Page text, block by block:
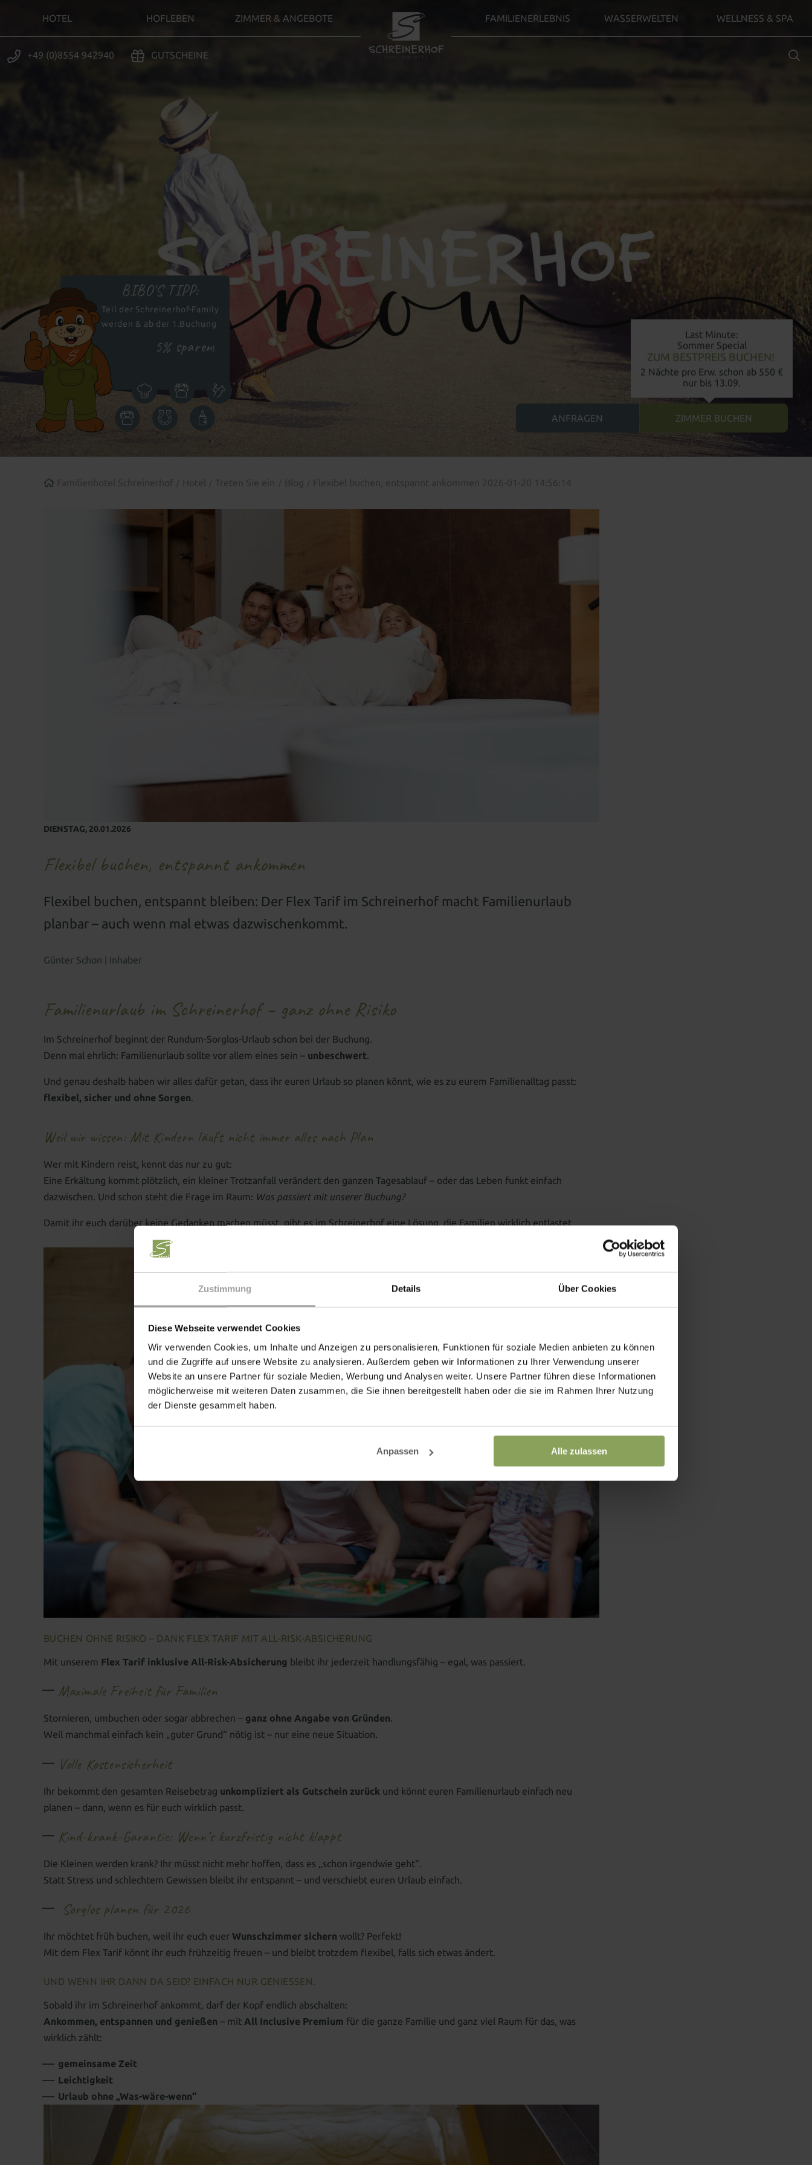
Zustimmung Details Über Cookies
Diese Webseite verwendet Cookies
Wir verwenden Cookies, um Inhalte und Anzeigen zu personalisieren, Funktionen für soziale Medien anbieten zu können
und die Zugriffe auf unsere Website zu analysieren. Außerdem geben wir Informationen zu Ihrer Verwendung unserer
Website an unsere Partner für soziale Medien, Werbung und Analysen weiter. Unsere Partner führen diese Informationen
möglicherweise mit weiteren Daten zusammen, die Sie ihnen bereitgestellt haben oder die sie im Rahmen Ihrer Nutzung
der Dienste gesammelt haben.
Anpassen Alle zulassen
HOTEL HOFLEBEN ZIMMER & ANGEBOTE FAMILIENERLEBNIS WASSERWELTEN WELLNESS & SPA
+49 (0)8554 942940 GUTSCHEINE
Last Minute:
Sommer Special
ZUM BESTPREIS BUCHEN!
2 Nächte pro Erw. schon ab 550 €
nur bis 13.09.
BIBO'S TIPP:
Teil der Schreinerhof-Family
werden & ab der 1.Buchung
5% sparen!
Kulinarik Kinder
Icon
Bauernhof
Icon
DIENSTAG, 20.01.2026
Flexibel buchen, entspannt ankommen
Flexibel buchen, entspannt bleiben: Der Flex Tarif im Schreinerhof macht Familienurlaub
planbar – auch wenn mal etwas dazwischenkommt.
Günter Schon | Inhaber
Familienurlaub im Schreinerhof – ganz ohne Risiko
Im Schreinerhof beginnt der Rundum-Sorglos-Urlaub schon bei der Buchung.
Denn mal ehrlich: Familienurlaub sollte vor allem eines sein – unbeschwert.
Und genau deshalb haben wir alles dafür getan, dass ihr euren Urlaub so planen könnt, wie es zu eurem Familienalltag passt:
flexibel, sicher und ohne Sorgen.
Weil wir wissen: Mit Kindern läuft nicht immer alles nach Plan
Wer mit Kindern reist, kennt das nur zu gut:
Eine Erkältung kommt plötzlich, ein kleiner Trotzanfall verändert den ganzen Tagesablauf – oder das Leben funkt einfach
dazwischen. Und schon steht die Frage im Raum: Was passiert mit unserer Buchung?
Damit ihr euch darüber keine Gedanken machen müsst, gibt es im Schreinerhof eine Lösung, die Familien wirklich entlastet.
BUCHEN OHNE RISIKO – DANK FLEX TARIF MIT ALL-RISK-ABSICHERUNG
Mit unserem Flex Tarif inklusive All-Risk-Absicherung bleibt ihr jederzeit handlungsfähig – egal, was passiert.
Maximale Freiheit für Familien
Stornieren, umbuchen oder sogar abbrechen – ganz ohne Angabe von Gründen.
Weil manchmal einfach kein „guter Grund“ nötig ist – nur eine neue Situation.
Volle Kostensicherheit
Ihr bekommt den gesamten Reisebetrag unkompliziert als Gutschein zurück und könnt euren Familienurlaub einfach neu
planen – dann, wenn es für euch wirklich passt.
Kind-krank-Garantie: Wenn’s kurzfristig nicht klappt
Die Kleinen werden krank? Ihr müsst nicht mehr hoffen, dass es „schon irgendwie geht“.
Statt Stress und schlechtem Gewissen bleibt ihr entspannt – und verschiebt euren Urlaub einfach.
Sorglos planen für 2026
Ihr möchtet früh buchen, weil ihr euch euer Wunschzimmer sichern wollt? Perfekt!
Mit dem Flex Tarif könnt ihr euch frühzeitig freuen – und bleibt trotzdem flexibel, falls sich etwas ändert.
UND WENN IHR DANN DA SEID? EINFACH NUR GENIESSEN.
Sobald ihr im Schreinerhof ankommt, darf der Kopf endlich abschalten:
Ankommen, entspannen und genießen – mit All Inclusive Premium für die ganze Familie und ganz viel Raum für das, was
wirklich zählt:
gemeinsame Zeit
Leichtigkeit
Urlaub ohne „Was-wäre-wenn“